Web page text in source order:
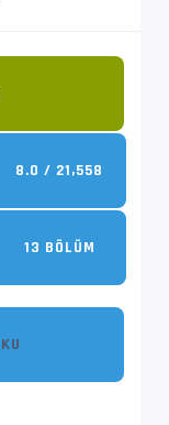
8.0 / 21,558
13 BÖLÜM